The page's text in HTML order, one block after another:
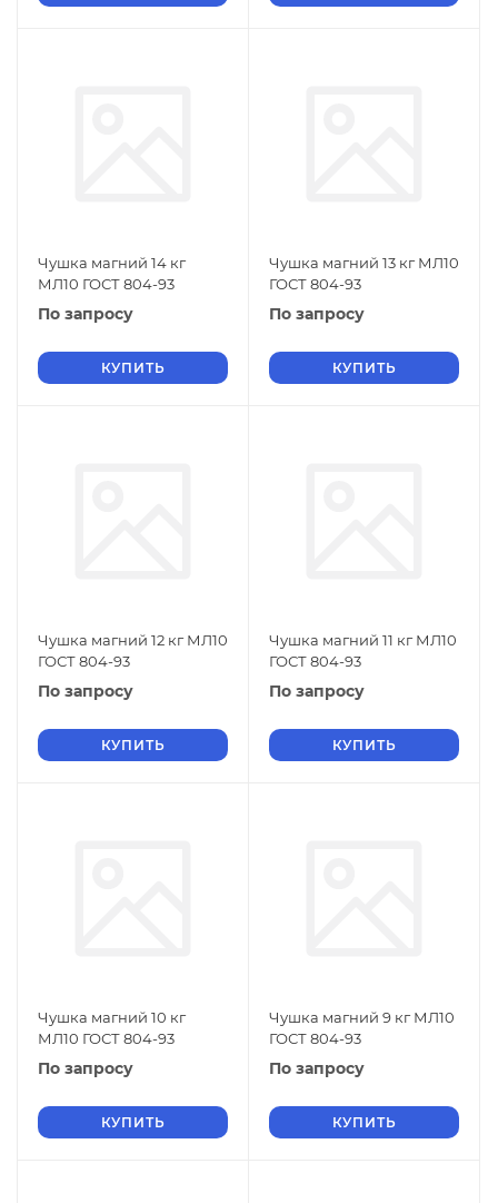
Чушка магний 14 кг
МЛ10 ГОСТ 804-93
По запросу
КУПИТЬ
Чушка магний 13 кг МЛ10
ГОСТ 804-93
По запросу
КУПИТЬ
Чушка магний 12 кг МЛ10
ГОСТ 804-93
По запросу
КУПИТЬ
Чушка магний 11 кг МЛ10
ГОСТ 804-93
По запросу
КУПИТЬ
Чушка магний 10 кг
МЛ10 ГОСТ 804-93
По запросу
КУПИТЬ
Чушка магний 9 кг МЛ10
ГОСТ 804-93
По запросу
КУПИТЬ